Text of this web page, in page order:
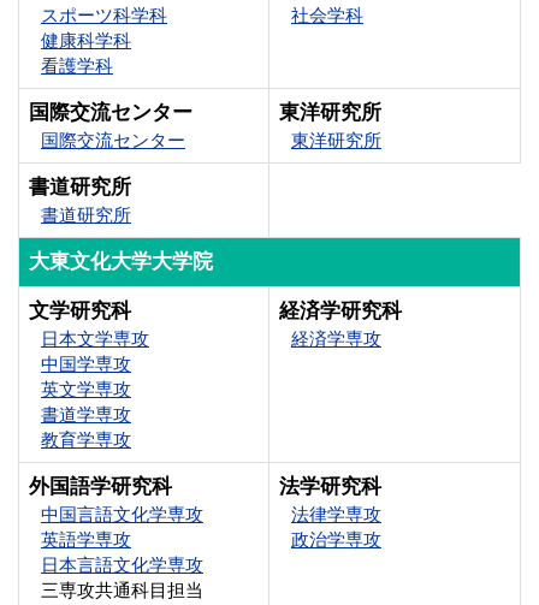
スポーツ科学科
健康科学科
看護学科
社会学科
国際交流センター
国際交流センター
東洋研究所
東洋研究所
書道研究所
書道研究所
大東文化大学大学院
文学研究科
日本文学専攻
中国学専攻
英文学専攻
書道学専攻
教育学専攻
経済学研究科
経済学専攻
外国語学研究科
中国言語文化学専攻
英語学専攻
日本言語文化学専攻
三専攻共通科目担当
法学研究科
法律学専攻
政治学専攻